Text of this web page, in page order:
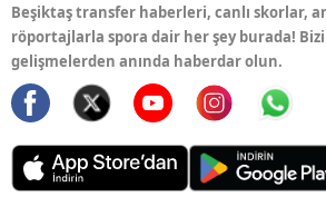
Beşiktaş transfer haberleri, canlı skorlar,
röportajlarla spora dair her şey burada!
gelişmelerden anında haberdar olun.